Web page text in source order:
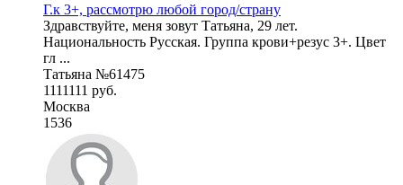
Г.к 3+, рассмотрю любой город/страну
Здравствуйте, меня зовут Татьяна, 29 лет.
Национальность Русская. Группа крови+резус 3+. Цвет
гл ...
Татьяна №61475
1111111 руб.
Москва
1536